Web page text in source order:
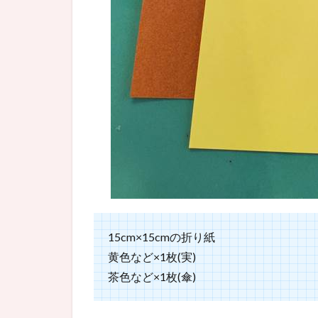
15cm×15cmの折り紙
黄色など×1枚(実)
茶色など×1枚(傘)